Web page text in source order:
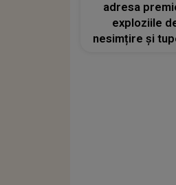
adresa
exploziile
nesimțire și